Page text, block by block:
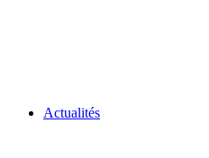
Actualités